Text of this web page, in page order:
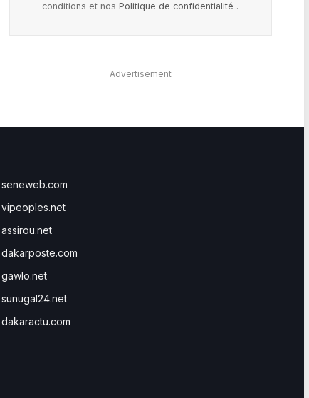
conditions et nosPolitique de confidentialité .
Advertisement
seneweb.com
vipeoples.net
assirou.net
dakarposte.com
gawlo.net
sunugal24.net
dakaractu.com